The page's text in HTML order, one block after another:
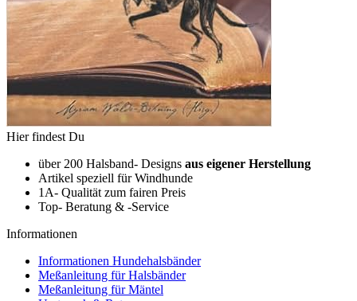
Hier findest Du
über 200 Halsband- Designs aus eigener Herstellung
Artikel speziell für Windhunde
1A- Qualität zum fairen Preis
Top- Beratung & -Service
Informationen
Informationen Hundehalsbänder
Meßanleitung für Halsbänder
Meßanleitung für Mäntel